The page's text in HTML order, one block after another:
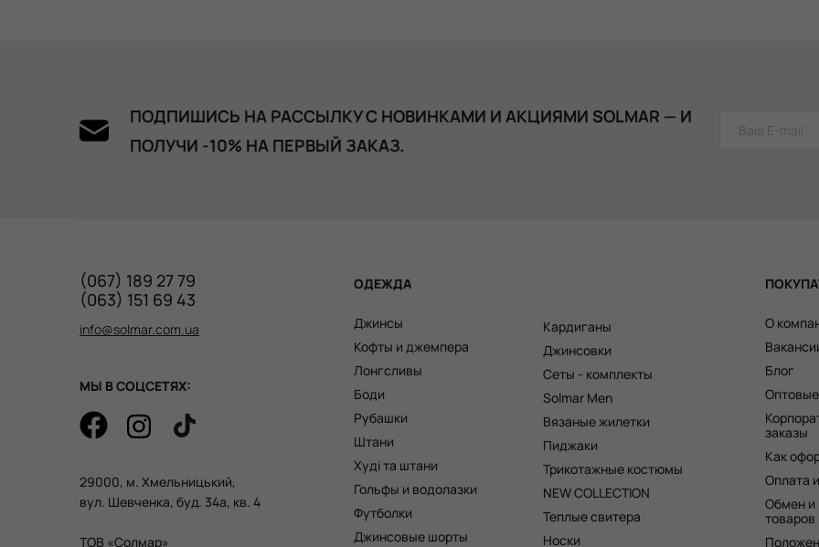
ПОДПИШИСЬ НА РАССЫЛКУ С НОВИНКАМИ И АКЦИЯМИ SOLMAR — И
ПОЛУЧИ -10% НА ПЕРВЫЙ ЗАКАЗ.
(067) 189 27 79
(063) 151 69 43
info@solmar.com.ua
МЫ В СОЦСЕТЯХ:
29000, м. Хмельницький,
вул. Шевченка, буд. 34а, кв. 4
ТОВ «Солмар»
ОДЕЖДА
Джинсы
Кофты и джемпера
Лонгсливы
Боди
Рубашки
Штани
Худі та штани
Гольфы и водолазки
Футболки
Джинсовые шорты
Кардиганы
Джинсовки
Сеты - комплекты
Solmar Men
Вязаные жилетки
Пиджаки
Трикотажные костюмы
NEW COLLECTION
Теплые свитера
Носки
О
Блог
заказы
Как
Оплата
Обмен и
товаров